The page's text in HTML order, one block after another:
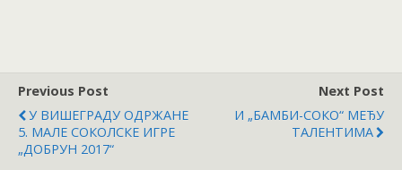
Previous Post
У ВИШЕГРАДУ ОДРЖАНЕ
5. МАЛЕ СОКОЛСКЕ ИГРЕ
„ДОБРУН 2017“
Next Post
И „БАМБИ-СОКО“ МЕЂУ
ТАЛЕНТИМА